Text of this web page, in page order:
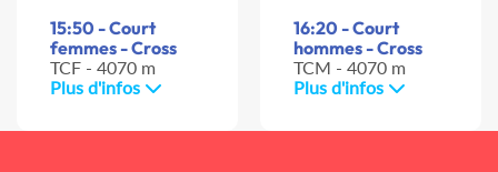
15:50 - Court
femmes - Cross
TCF - 4070 m
Plus d'infos
16:20 - Court
hommes - Cross
TCM - 4070 m
Plus d'infos